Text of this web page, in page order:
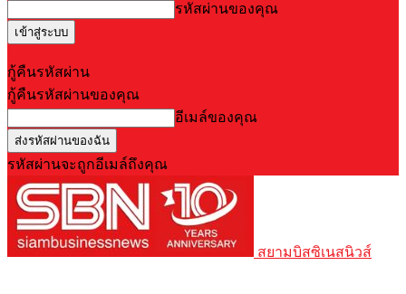
รหัสผ่านของคุณ
กู้คืนรหัสผ่าน
กู้คืนรหัสผ่านของคุณ
อีเมล์ของคุณ
รหัสผ่านจะถูกอีเมล์ถึงคุณ
สยามบิสซิเนสนิวส์